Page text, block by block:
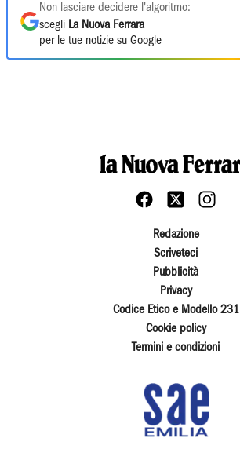
Non lasciare decidere l'algoritmo:
scegli La Nuova Ferrara
per le tue notizie su Google
Redazione
Scriveteci
Pubblicità
Privacy
Codice Etico e Modello 231
Cookie policy
Termini e condizioni